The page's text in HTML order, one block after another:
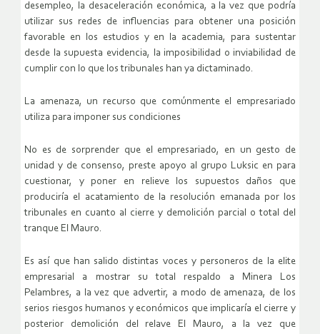
desempleo, la desaceleración económica, a la vez que podría
utilizar sus redes de influencias para obtener una posición
favorable en los estudios y en la academia, para sustentar
desde la supuesta evidencia, la imposibilidad o inviabilidad de
cumplir con lo que los tribunales han ya dictaminado.
La amenaza, un recurso que comúnmente el empresariado
utiliza para imponer sus condiciones
No es de sorprender que el empresariado, en un gesto de
unidad y de consenso, preste apoyo al grupo Luksic en para
cuestionar, y poner en relieve los supuestos daños que
produciría el acatamiento de la resolución emanada por los
tribunales en cuanto al cierre y demolición parcial o total del
tranque El Mauro.
Es así que han salido distintas voces y personeros de la elite
empresarial a mostrar su total respaldo a Minera Los
Pelambres, a la vez que advertir, a modo de amenaza, de los
serios riesgos humanos y económicos que implicaría el cierre y
posterior demolición del relave El Mauro, a la vez que